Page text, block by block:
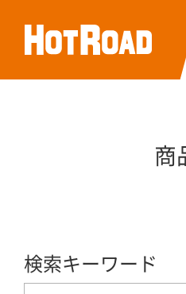
商
検索キーワード